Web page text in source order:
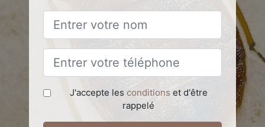
J'accepte les conditions et d'être
rappelé